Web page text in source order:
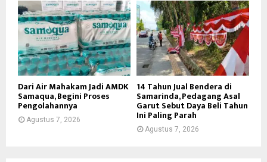
Dari Air Mahakam Jadi AMDK
Samaqua, Begini Proses
Pengolahannya
Agustus 7, 2026
14 Tahun Jual Bendera di
Samarinda, Pedagang Asal
Garut Sebut Daya Beli Tahun
Ini Paling Parah
Agustus 7, 2026